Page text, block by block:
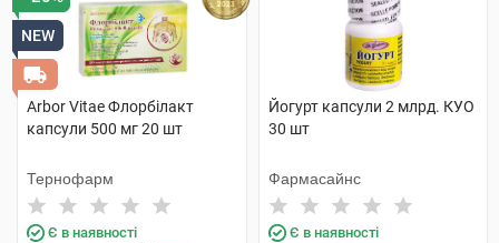
NEW
Arbor Vitae Флорбілакт
капсули 500 мг 20 шт
Тернофарм
Є в наявності
Йогурт капсули 2 млрд. КУО
30 шт
Фармасайнс
Є в наявності